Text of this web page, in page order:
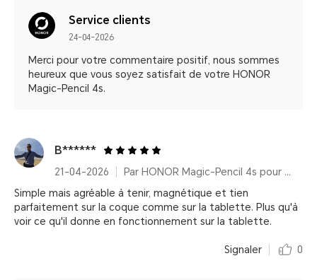
Service clients
24-04-2026
Merci pour votre commentaire positif, nous sommes
heureux que vous soyez satisfait de votre HONOR
Magic-Pencil 4s.
B******
21-04-2026
Par HONOR Magic-Pencil 4s pour HONOR MagicPad4
Simple mais agréable à tenir, magnétique et tien
parfaitement sur la coque comme sur la tablette. Plus qu'à
voir ce qu'il donne en fonctionnement sur la tablette.
Signaler 0